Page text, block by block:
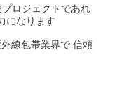
ロジェクトであれ
になります
線包帯業界で 信頼